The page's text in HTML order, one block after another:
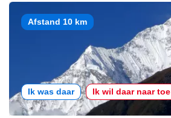
Afstand 10 km
Ik was daar Ik wil daar naar toe